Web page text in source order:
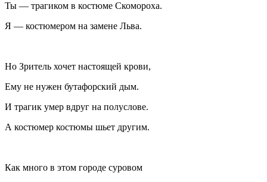
Ты — трагиком в костюме Скомороха.
Я — костюмером на замене Льва.
Но Зритель хочет настоящей крови,
Ему не нужен бутафорский дым.
И трагик умер вдруг на полуслове.
А костюмер костюмы шьет другим.
Как много в этом городе суровом